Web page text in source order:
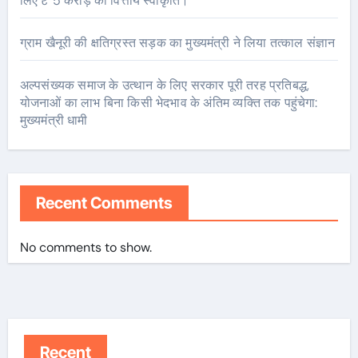
ग्राम खैनूरी की क्षतिग्रस्त सड़क का मुख्यमंत्री ने लिया तत्काल संज्ञान
अल्पसंख्यक समाज के उत्थान के लिए सरकार पूरी तरह प्रतिबद्ध,
योजनाओं का लाभ बिना किसी भेदभाव के अंतिम व्यक्ति तक पहुंचेगा:
मुख्यमंत्री धामी
Recent Comments
No comments to show.
Recent